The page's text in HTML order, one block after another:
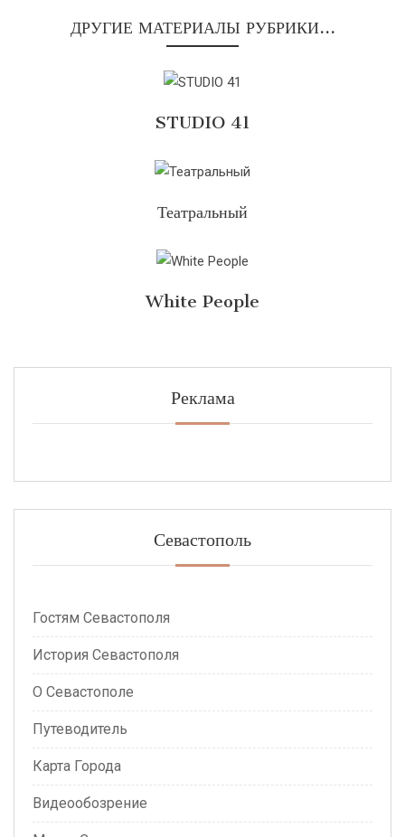
ДРУГИЕ МАТЕРИАЛЫ РУБРИКИ...
STUDIO 41
Театральный
White People
Реклама
Севастополь
Гостям Севастополя
История Севастополя
О Севастополе
Путеводитель
Карта Города
Видеообозрение